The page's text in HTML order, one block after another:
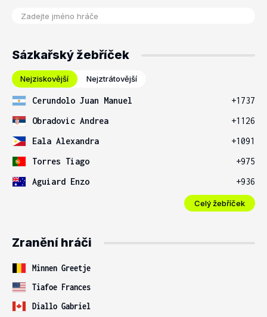
Sázkařský žebříček
Nejziskovější Nejztrátovější
Cerundolo Juan Manuel
+1737
Obradovic Andrea
+1126
Eala Alexandra
+1091
Torres Tiago
+975
Aguiard Enzo
+936
Celý žebříček
Zranění hráči
Minnen Greetje
Tiafoe Frances
Diallo Gabriel